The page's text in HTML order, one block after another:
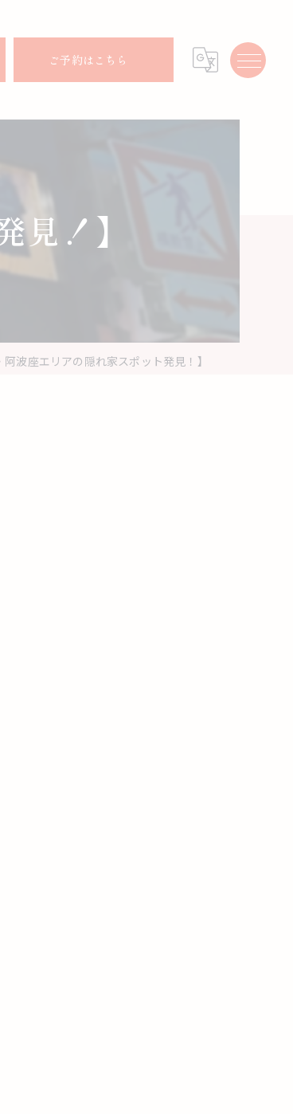
ご予約はこちら
見！】
波座エリアの隠れ家スポット発見！】